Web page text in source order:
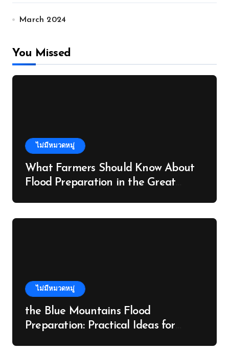
March 2024
You Missed
ไม่มีหมวดหมู่
What Farmers Should Know About
Flood Preparation in the Great
ไม่มีหมวดหมู่
the Blue Mountains Flood
Preparation: Practical Ideas for